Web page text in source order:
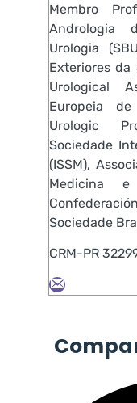
Membro
Andrologia
Urologia
Exteriores da
Urological
Europeia
Urologic
Sociedade
(ISSM),
Medicina e
Sociedade
CRM-PR